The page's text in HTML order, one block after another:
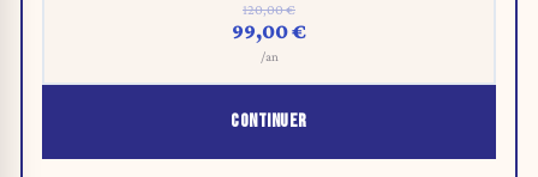
120,00 €
99,00 €
/an
CONTINUER